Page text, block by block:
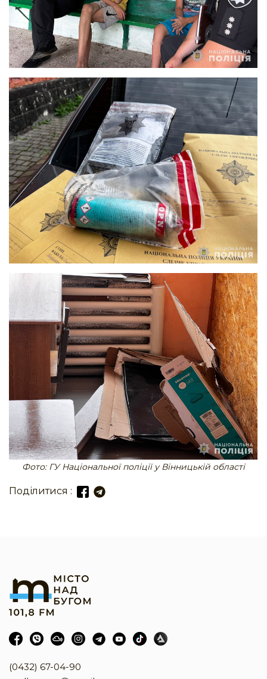
Фото: ГУ Національної поліції у Вінницькій області
Поділитися :
(0432) 67-04-90